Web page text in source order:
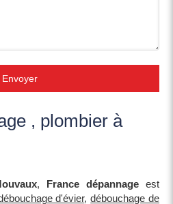
Envoyer
, plombier à
, France dépannage est
d'évier,débouchage de